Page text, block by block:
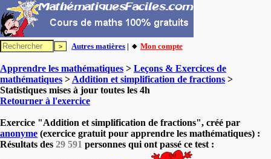
Autres matières | 🔸 Mon compte
Apprendre les mathématiques > Leçons & Exercices de
mathématiques > Addition et simplification de fractions >
Statistiques mises à jour toutes les 4h
Retourner à l'exercice
Exercice "Addition et simplification de fractions", créé par
anonyme (exercice gratuit pour apprendre les mathématiques) :
Résultats des 29 591 personnes qui ont passé ce test :